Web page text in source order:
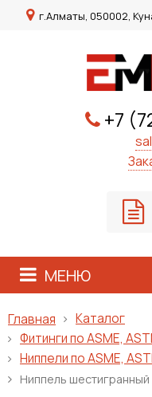
г.Алматы, 050002,
+7
МЕНЮ
Главная
Каталог
Фитинги по ASME,
Ниппели по ASME,
Ниппель